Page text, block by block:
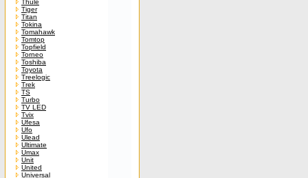
Thule
Tiger
Titan
Tokina
Tomahawk
Tomtop
Topfield
Torneo
Toshiba
Toyota
Treelogic
Trek
TS
Turbo
TV LED
Tvix
Ufesa
Ufo
Ulead
Ultimate
Umax
Unit
United
Universal